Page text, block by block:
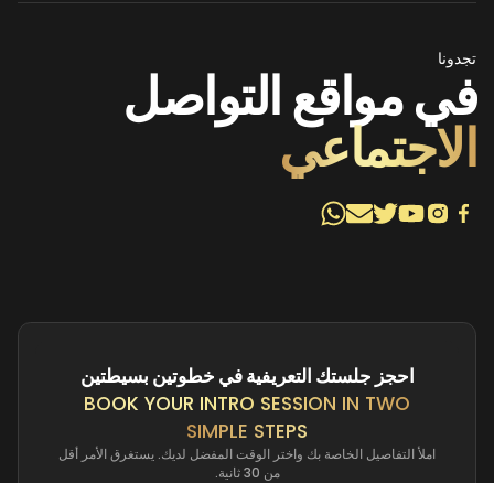
تجدونا
في مواقع التواصل
الاجتماعي
احجز جلستك التعريفية في خطوتين بسيطتين
BOOK YOUR INTRO SESSION IN TWO
SIMPLE STEPS
املأ التفاصيل الخاصة بك واختر الوقت المفضل لديك. يستغرق الأمر أقل
من 30 ثانية.